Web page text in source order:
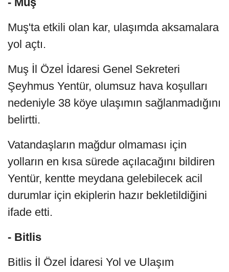
Muş'ta etkili olan kar, ulaşımda aksamalara
yol açtı.
Muş İl Özel İdaresi Genel Sekreteri
Şeyhmus Yentür, olumsuz hava koşulları
nedeniyle 38 köye ulaşımın sağlanmadığını
belirtti.
Vatandaşların mağdur olmaması için
yolların en kısa sürede açılacağını bildiren
Yentür, kentte meydana gelebilecek acil
durumlar için ekiplerin hazır bekletildiğini
ifade etti.
- Bitlis
Bitlis İl Özel İdaresi Yol ve Ulaşım